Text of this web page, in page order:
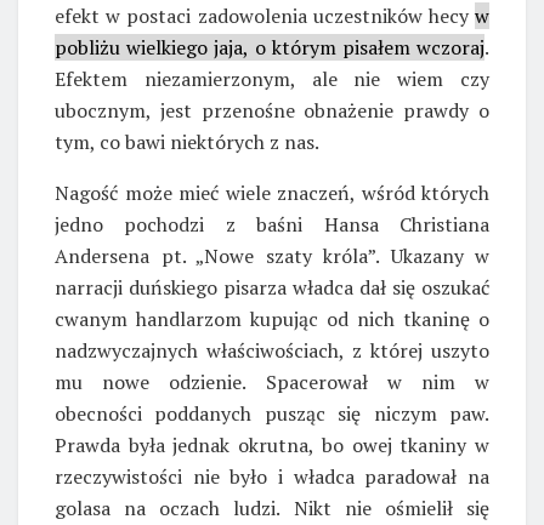
efekt w postaci zadowolenia uczestników hecyw
pobliżu wielkiego jaja, o którym pisałem wczoraj.
Efektem niezamierzonym, ale nie wiem czy
ubocznym, jest przenośne obnażenie prawdy o
tym, co bawi niektórych z nas.
Nagość może mieć wiele znaczeń, wśród których
jedno pochodzi z baśni Hansa Christiana
Andersena pt. „Nowe szaty króla”. Ukazany w
narracji duńskiego pisarza władca dał się oszukać
cwanym handlarzom kupując od nich tkaninę o
nadzwyczajnych właściwościach, z której uszyto
mu nowe odzienie. Spacerował w nim w
obecności poddanych pusząc się niczym paw.
Prawda była jednak okrutna, bo owej tkaniny w
rzeczywistości nie było i władca paradował na
golasa na oczach ludzi. Nikt nie ośmielił się